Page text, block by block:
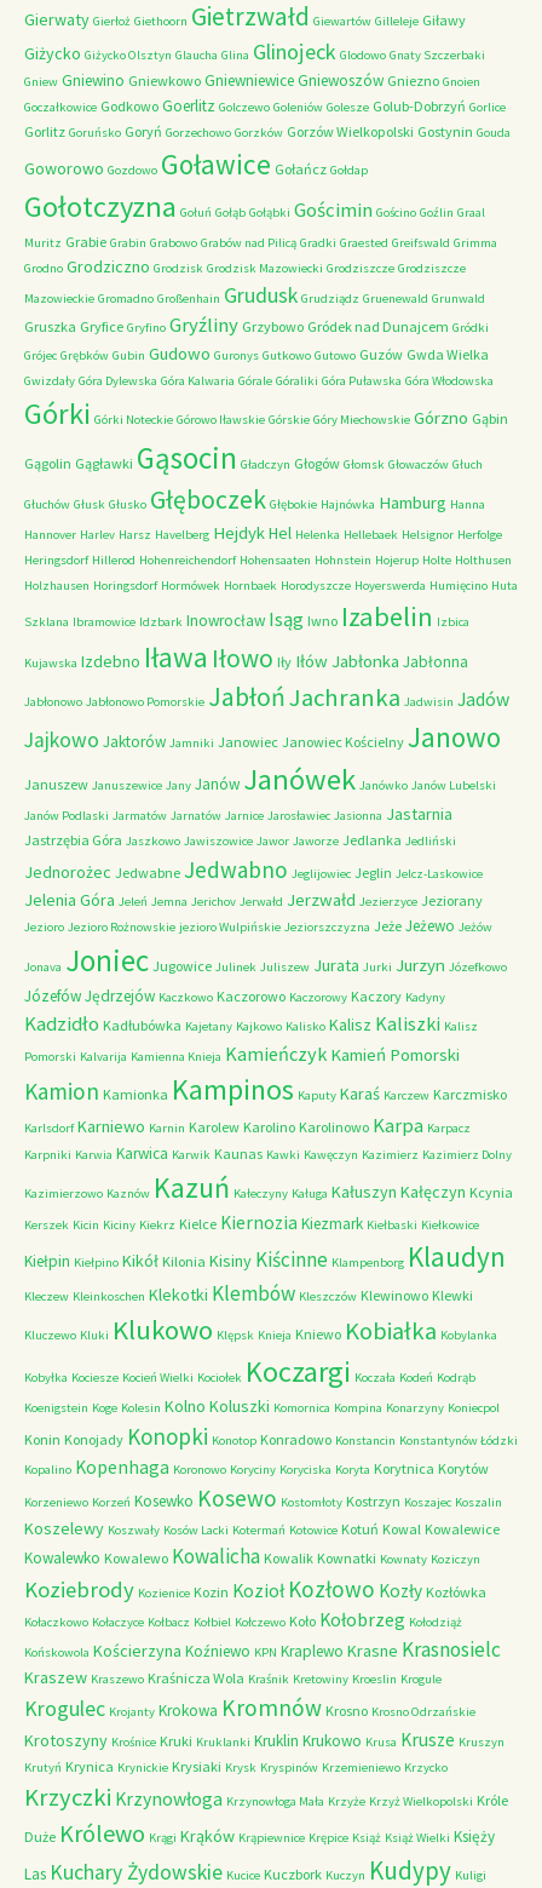
Gierwaty Gierłoż Giethoorn Gietrzwałd Giewartów Gilleleje Giławy
Giżycko Giżycko Olsztyn Glaucha Glina Glinojeck Glodowo Gnaty Szczerbaki
Gniew Gniewino Gniewkowo GniewniewiceGniewoszów Gniezno Gnoien
Goczałkowice Godkowo Goerlitz Golczewo Goleniów Golesze Golub-Dobrzyń Gorlice
Gorlitz Goruńsko Goryń Gorzechowo Gorzków Gorzów Wielkopolski Gostynin Gouda
Goworowo Gozdowo Goławice Gołańcz Gołdap
Gołotczyzna Gołuń Gołąb Gołąbki Gościmin Gościno Goźlin Graal
Muritz Grabie Grabin Grabowo Grabów nad Pilicą Gradki Graested Greifswald Grimma
Grodno Grodziczno Grodzisk Grodzisk Mazowiecki Grodziszcze Grodziszcze
Mazowieckie Gromadno Großenhain Grudusk Grudziądz Gruenewald Grunwald
Gruszka Gryfice Gryfino Gryźliny Grzybowo Gródek nad Dunajcem Gródki
Grójec Grębków Gubin Gudowo Guronys Gutkowo Gutowo Guzów Gwda Wielka
Gwizdały Góra Dylewska Góra Kalwaria Górale Góraliki Góra Puławska Góra Włodowska
Górki Górki Noteckie Górowo Iławskie Górskie Góry Miechowskie Górzno Gąbin
Gągolin Gągławki Gąsocin Gładczyn Głogów Głomsk Głowaczów Głuch
Głuchów Głusk Głusko Głęboczek Głębokie Hajnówka Hamburg Hanna
Hannover Harlev Harsz Havelberg HejdykHel Helenka Hellebaek Helsignor Herfolge
Heringsdorf Hillerod Hohenreichendorf Hohensaaten Hohnstein Hojerup Holte Holthusen
Holzhausen Horingsdorf Hormówek Hornbaek Horodyszcze Hoyerswerda Humięcino Huta
Szklana Ibramowice Idzbark Inowrocław Isąg Iwno Izabelin Izbica
Kujawska Izdebno Iława Iłowo Iły Iłów Jabłonka Jabłonna
Jabłonowo Jabłonowo Pomorskie JabłońJachranka Jadwisin Jadów
Jajkowo Jaktorów Jamniki Janowiec Janowiec Kościelny Janowo
Januszew Januszewice Jany Janów Janówek Janówko Janów Lubelski
Janów Podlaski Jarmatów Jarnatów Jarnice Jarosławiec Jasionna Jastarnia
Jastrzębia Góra Jaszkowo Jawiszowice Jawor Jaworze Jedlanka Jedliński
Jednorożec Jedwabne Jedwabno Jeglijowiec Jeglin Jelcz-Laskowice
Jelenia Góra Jeleń Jemna Jerichov Jerwałd Jerzwałd Jezierzyce Jeziorany
Jezioro Jezioro Rożnowskie jezioro Wulpińskie Jeziorszczyzna Jeże Jeżewo Jeżów
Jonava Joniec Jugowice Julinek Juliszew Jurata Jurki Jurzyn Józefkowo
JózefówJędrzejów Kaczkowo Kaczorowo Kaczorowy Kaczory Kadyny
Kadzidło Kadłubówka Kajetany Kajkowo Kalisko Kalisz Kaliszki Kalisz
Pomorski Kalvarija Kamienna Knieja Kamieńczyk Kamień Pomorski
Kamion Kamionka Kampinos Kaputy Karaś Karczew Karczmisko
Karlsdorf Karniewo Karnin Karolew Karolino Karolinowo Karpa Karpacz
Karpniki Karwia Karwica Karwik Kaunas Kawki Kawęczyn Kazimierz Kazimierz Dolny
Kazimierzowo Kaznów Kazuń Kałeczyny Kaługa Kałuszyn Kałęczyn Kcynia
Kerszek Kicin Kiciny Kiekrz Kielce Kiernozia Kiezmark Kiełbaski Kiełkowice
Kiełpin Kiełpino Kikół Kilonia Kisiny Kiścinne Klampenborg Klaudyn
Kleczew Kleinkoschen Klekotki Klembów Kleszczów Klewinowo Klewki
Kluczewo Kluki Klukowo Klępsk Knieja Kniewo Kobiałka Kobylanka
Kobyłka Kociesze Kocień Wielki Kociołek Koczargi Koczała Kodeń Kodrąb
Koenigstein Koge Kolesin Kolno Koluszki Komornica Kompina Konarzyny Koniecpol
Konin Konojady Konopki Konotop Konradowo Konstancin Konstantynów Łódzki
Kopalino Kopenhaga Koronowo Koryciny Koryciska Koryta Korytnica Korytów
Korzeniewo Korzeń Kosewko Kosewo Kostomłoty Kostrzyn Koszajec Koszalin
Koszelewy Koszwały Kosów Lacki Kotermań Kotowice Kotuń Kowal Kowalewice
Kowalewko Kowalewo Kowalicha Kowalik Kownatki Kownaty Koziczyn
Koziebrody Kozienice Kozin Kozioł Kozłowo Kozły Kozłówka
Kołaczkowo Kołaczyce Kołbacz Kołbiel Kołczewo Koło Kołobrzeg Kołodziąż
Końskowola Kościerzyna Koźniewo KPN Kraplewo Krasne Krasnosielc
Kraszew Kraszewo Kraśnicza Wola Kraśnik Kretowiny Kroeslin Krogule
Krogulec Krojanty Krokowa Kromnów Krosno Krosno Odrzańskie
Krotoszyny Krośnice Kruki Kruklanki Kruklin Krukowo Krusa Krusze Kruszyn
Krutyń Krynica Krynickie Krysiaki Krysk Kryspinów Krzemieniewo Krzycko
Krzyczki Krzynowłoga Krzynowłoga Mała Krzyże Krzyż Wielkopolski Króle
Duże Królewo Krągi Krąków Krąpiewnice Krępice Książ Książ Wielki Księży
Las Kuchary Żydowskie Kucice Kuczbork Kuczyn Kudypy Kuligi